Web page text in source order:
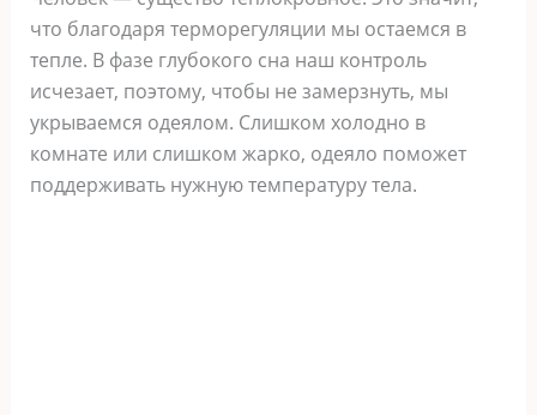
что благодаря терморегуляции мы остаемся в
тепле. В фазе глубокого сна наш контроль
исчезает, поэтому, чтобы не замерзнуть, мы
укрываемся одеялом. Слишком холодно в
комнате или слишком жарко, одеяло поможет
поддерживать нужную температуру тела.